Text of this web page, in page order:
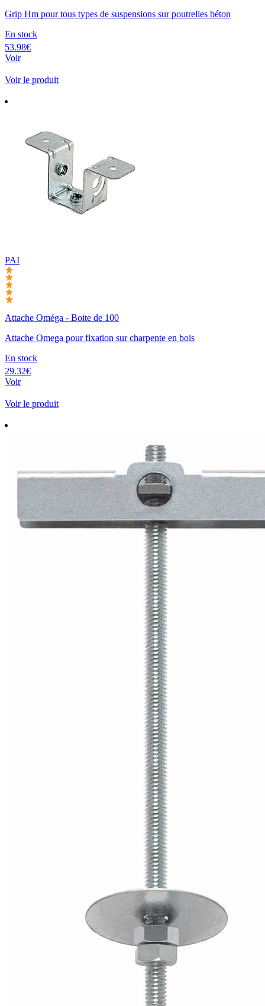
Grip Hm pour tous types de suspensions sur poutrelles béton
En stock
53.98€
Voir
Voir le produit
PAI
Attache Oméga - Boite de 100
Attache Omega pour fixation sur charpente en bois
En stock
29.32€
Voir
Voir le produit